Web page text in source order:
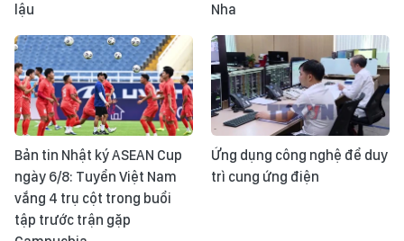
lậu
Nha
Bản tin Nhật ký ASEAN Cup
ngày 6/8: Tuyển Việt Nam
vắng 4 trụ cột trong buổi
tập trước trận gặp
Ứng dụng công nghệ để duy
trì cung ứng điện